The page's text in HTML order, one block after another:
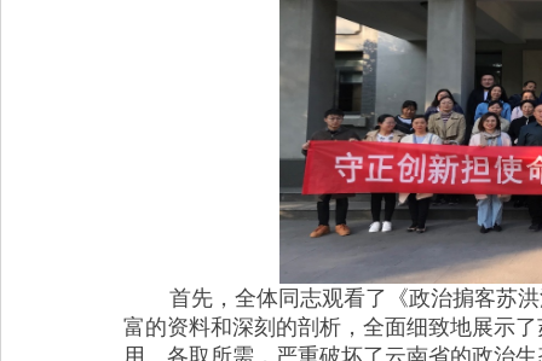
首先，全体同志观看了《政治掮客苏
富的资料和深刻的剖析，全面细致地展示
用、各取所需，严重破坏了云南省的政治